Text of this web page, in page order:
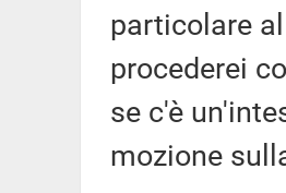
particolare
procederei
se c'è
mozione